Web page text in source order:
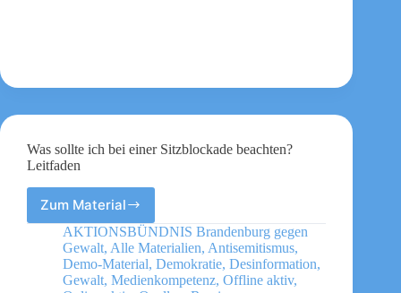
Aktionen
können
Was sollte ich bei einer Sitzblockade beachten?
Leitfaden
Zum Material
Was
sollte
ich
bei
einer
AKTIONSBÜNDNIS Brandenburg gegen
Gewalt, Alle Materialien, Antisemitismus,
Demo-Material, Demokratie, Desinformation,
Gewalt, Medienkompetenz, Offline aktiv,